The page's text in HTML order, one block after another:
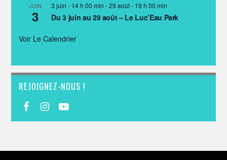
JUIN
3
3 juin - 14 h 00 min -29 août - 19 h 00 min
Du 3 juin au 29 août – Le Luc’Eau Park
Voir Le Calendrier
REJOIGNEZ-NOUS !